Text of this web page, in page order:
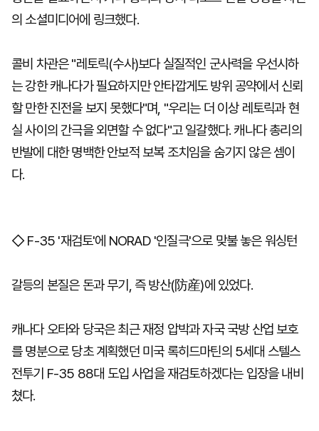
의 소셜미디어에 링크했다.
콜비 차관은 "레토릭(수사)보다 실질적인 군사력을 우선시하
는 강한 캐나다가 필요하지만 안타깝게도 방위 공약에서 신뢰
할 만한 진전을 보지 못했다"며, "우리는 더 이상 레토릭과 현
실 사이의 간극을 외면할 수 없다"고 일갈했다. 캐나다 총리의
반발에 대한 명백한 안보적 보복 조치임을 숨기지 않은 셈이
다.
◇ F-35 '재검토'에 NORAD '인질극'으로 맞불 놓은 워싱턴
갈등의 본질은 돈과 무기, 즉 방산(防産)에 있었다.
캐나다 오타와 당국은 최근 재정 압박과 자국 국방 산업 보호
를 명분으로 당초 계획했던 미국 록히드마틴의 5세대 스텔스
전투기 F-35 88대 도입 사업을 재검토하겠다는 입장을 내비
쳤다.